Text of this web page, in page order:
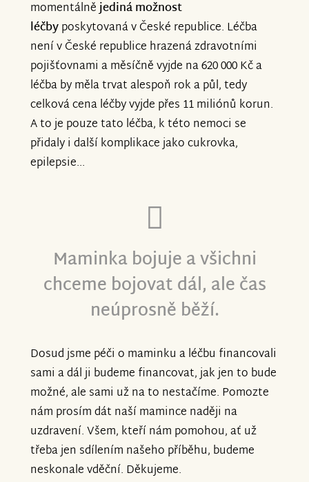
momentálnějediná možnost
léčbyposkytovaná v České republice. Léčba
není v České republice hrazená zdravotními
pojišťovnami a měsíčně vyjde na 620 000 Kč a
léčba by měla trvat alespoň rok a půl, tedy
celková cena léčby vyjde přes 11 miliónů korun.
A to je pouze tato léčba, k této nemoci se
přidaly i další komplikace jako cukrovka,
epilepsie...
Maminka bojuje a všichni
chceme bojovat dál, ale čas
neúprosně běží.
Dosud jsme péči o maminku a léčbu financovali
sami a dál ji budeme financovat, jak jen to bude
možné, ale sami už na to nestačíme. Pomozte
nám prosím dát naší mamince naději na
uzdravení. Všem, kteří nám pomohou, ať už
třeba jen sdílením našeho příběhu, budeme
neskonale vděční. Děkujeme.